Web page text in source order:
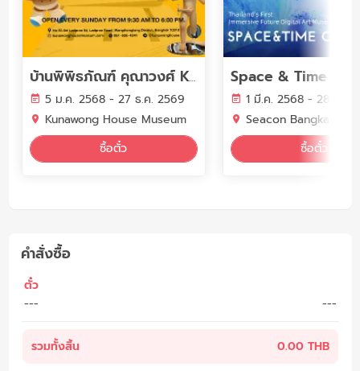
บ้านพิพิธภัณฑ์ คุณาวงศ์ Kunawong House Museum
5 ม.ค. 2568 - 27 ธ.ค. 2569
Kunawong House Museum
ซื้อตั๋ว
Space & Time
1 มี.ค. 2568 - 28 ก.พ.
Seacon Bangkae
ซื้อตั๋ว
คำสั่งซื้อ
ตั๋ว
---
---
รวมทั้งสิ้น 0.00 THB